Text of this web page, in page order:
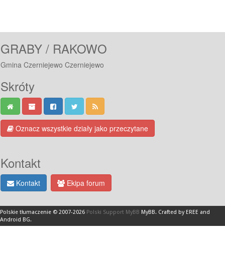
GRABY / RAKOWO
Gmina Czerniejewo Czerniejewo
Skróty
Oznacz wszystkie działy jako przeczytane
Kontakt
Kontakt Ekipa forum
Polskie tłumaczenie © 2007-2026 Polski Support MyBB MyBB. Crafted by EREE and
Android BG.